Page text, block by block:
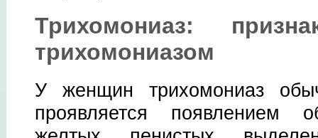
Трихомониаз:
трихомониазом
У женщин трихомониаз
проявляется появлением